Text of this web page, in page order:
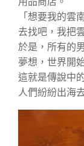
「想要我的雲
去找吧，我把
於是，所有的
夢想，世界開
這就是傳說中
人們紛紛出海